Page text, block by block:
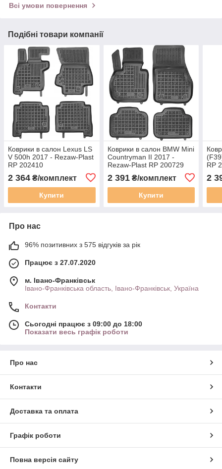
Всі умови повернення
Подібні товари компанії
Коврики в салон Lexus LS
V 500h 2017 - Rezaw-Plast
RP 202410
2 364 ₴/комплект
Купити
Коврики в салон BMW Mini
Countryman II 2017 -
Rezaw-Plast RP 200729
2 391₴/комплект
Купити
RP
2
Про нас
96% позитивних з 575 відгуків за рік
Працює з 27.07.2020
м. Івано-Франківськ
Івано-Франківська область, Івано-Франківськ, Україна
Контакти
Сьогодні працює з 09:00 до 18:00
Показати весь графік роботи
Про нас
Контакти
Доставка та оплата
Графік роботи
Повна версія сайту